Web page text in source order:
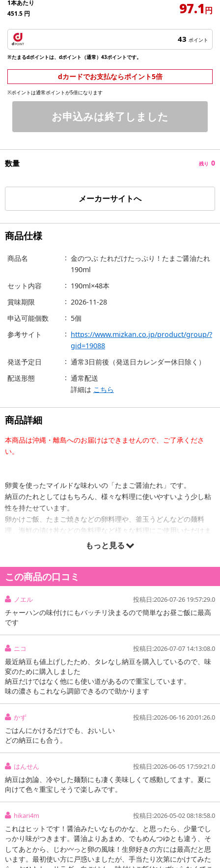
1本あたり
451.5 円 97.1円
43 ポイント
※たまるdポイントは、dポイント（通常）43ポイントです。
dカードでお支払ならポイント5倍
※ポイントは通常ポイントが5倍になります
お申込みは終了しました
数量 残り 0
メーカーサイトへ
商品仕様
商品名
金のつぶ たれだけたっぷり！たまご醤油たれ
190ml
セット内容
190ml×48本
賞味期限
2026-11-28
申込可能個数
5個
参考サイト
https://www.mizkan.co.jp/product/group/?
gid=19088
発送予定日
通常3日前後（発送日カレンダー休日除く）
配送形態
通常配送
詳細は こちら
商品詳細
本商品は沖縄・離島へのお届けはできませんので、ご了承くださ
い。
卵黄を使ったマイルドな味わいの「たまご醤油たれ」です。
納豆のたれとしてはもちろん、様々な料理に使いやすいよう少し粘
性を持たせています。
卵かけご飯、たまご焼きなどの卵料理や、釜玉うどんなどの麺料
理、海鮮の漬け丼などの魚料理など様々な料理にご使用いただけま
日本
アレルギー表示:
小麦、卵、大豆
注意事項
もっと見る
この商品の口コミ
ノエル 投稿日:2026-07-26 19:57:29.0
チャーハンの味付けにもバッチリ決まるので簡単なお昼ご飯に最高
です
ニコ 投稿日:2026-07-07 14:13:08.0
最近納豆も値上げしたため、タレなし納豆を購入しているので、味
変のために購入しました
納豆だけではなく他にも使い道があるので重宝しています。
味の濃さもこれなら調節できるので助かります
かず 投稿日:2026-06-16 20:01:26.0
ごはんにかけるだけでも、おいしい
どの納豆にも合う。
はんせん 投稿日:2026-06-05 17:59:21.0
納豆は勿論、冷やした麺類にも凄く美味しくて感動してます。夏に
向けて色々重宝しそうで楽しみです。
hikari4m 投稿日:2026-05-02 08:18:58.0
これはヒットです！醤油みたいなものかな、と思ったら、少量でし
っかり味がつきます。醤油よりあまめ、でもめんつゆとも違う、そ
してあとから、じわ〰︎っと卵の風味！生卵好きの方には最高だと思
います。最初使い方に戸惑いましたが、手当たり次第にかけてみた